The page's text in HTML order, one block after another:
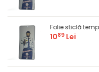
Folie sticlă
1089 Lei